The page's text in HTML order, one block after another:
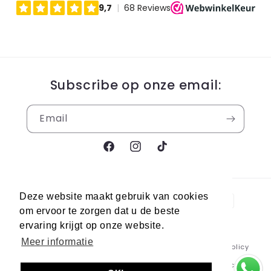
Deze website maakt gebruik van cookies
om ervoor te zorgen dat u de beste
ervaring krijgt op onze website.
Meer informatie
Subscribe op onze email:
Email
FacebookInstagram
TikTok
Payment
methods
© 2026,Berra Sneakers
Refund policy
Privacy policy
Terms of service Shipping policy